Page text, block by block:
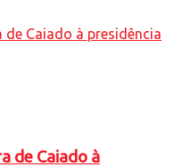
de Caiado à